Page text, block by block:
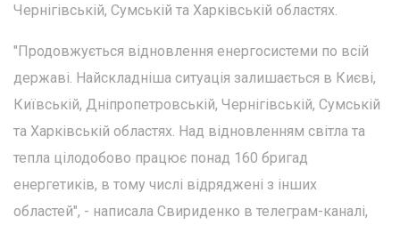
Чернігівській, Сумській та Харківській областях.
"Продовжується відновлення енергосистеми по всій
державі. Найскладніша ситуація залишається в Києві,
Київській, Дніпропетровській, Чернігівській, Сумській
та Харківській областях. Над відновленням світла та
тепла цілодобово працює понад 160 бригад
енергетиків, в тому числі відряджені з інших
областей", - написала Свириденко в телеграм-каналі,